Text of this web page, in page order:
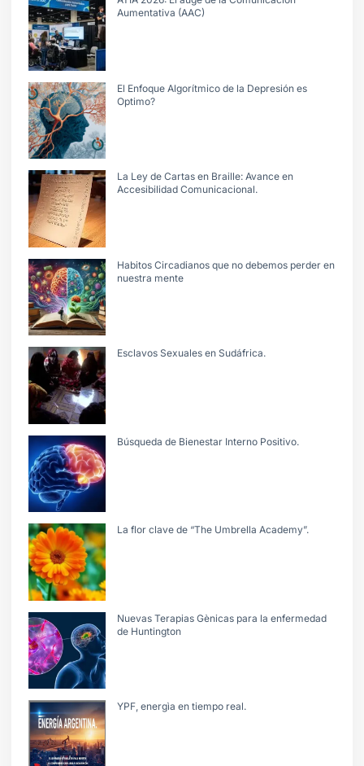
Aumentativa (AAC)
El Enfoque Algorítmico de la Depresión es
Optimo?
La Ley de Cartas en Braille: Avance en
Accesibilidad Comunicacional.
Habitos Circadianos que no debemos perder en
nuestra mente
Esclavos Sexuales en Sudáfrica.
Búsqueda de Bienestar Interno Positivo.
La flor clave de “The Umbrella Academy”.
Nuevas Terapias Gènicas para la enfermedad
de Huntington
YPF, energìa en tiempo real.